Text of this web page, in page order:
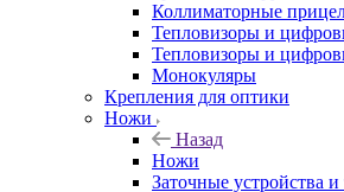
Коллиматорные
Тепловизоры и
Тепловизоры и
Монокуляры
Крепления для оптики
Ножи
Назад
Ножи
Заточные устройства